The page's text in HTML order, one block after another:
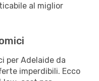
al miglior
per Adelaide da
imperdibili. Ecco